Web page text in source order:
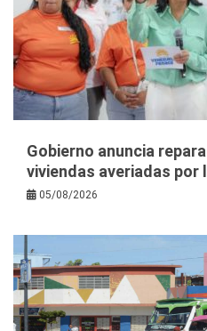
Gobierno anuncia
viviendas averiadas
05/08/2026